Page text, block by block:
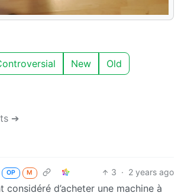
New Old
➔
OP M 3 · 2 years ago
considéré d’acheter une machine à